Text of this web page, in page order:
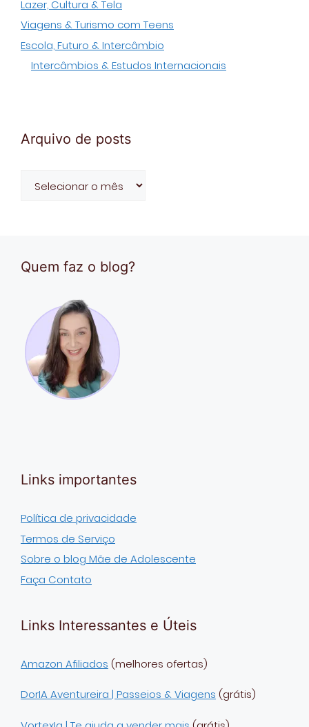
Lazer, Cultura & Tela
Viagens & Turismo com Teens
Escola, Futuro & Intercâmbio
Intercâmbios & Estudos Internacionais
Arquivo de posts
Quem faz o blog?
Links importantes
Política de privacidade
Termos de Serviço
Sobre o blog Mãe de Adolescente
Faça Contato
Links Interessantes e Úteis
Amazon Afiliados (melhores ofertas)
DorIA Aventureira | Passeios & Viagens (grátis)